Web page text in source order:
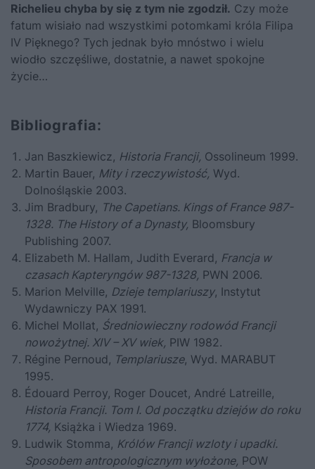
Richelieu chyba by się z tym nie zgodził. Czy może
fatum wisiało nad wszystkimi potomkami króla Filipa
IV Pięknego? Tych jednak było mnóstwo i wielu
wiodło szczęśliwe, dostatnie, a nawet spokojne
życie…
Bibliografia:
Jan Baszkiewicz, Historia Francji, Ossolineum 1999.
Martin Bauer, Mity i rzeczywistość, Wyd.
Dolnośląskie 2003.
Jim Bradbury, The Capetians. Kings of France 987-
1328. The History of a Dynasty, Bloomsbury
Publishing 2007.
Elizabeth M. Hallam, Judith Everard, Francja w
czasach Kapteryngów 987-1328, PWN 2006.
Marion Melville, Dzieje templariuszy, Instytut
Wydawniczy PAX 1991.
Michel Mollat, Średniowieczny rodowód Francji
nowożytnej. XIV – XV wiek, PIW 1982.
Régine Pernoud, Templariusze, Wyd. MARABUT
1995.
Édouard Perroy, Roger Doucet, André Latreille,
Historia Francji. Tom I. Od początku dziejów do roku
1774, Książka i Wiedza 1969.
Ludwik Stomma, Królów Francji wzloty i upadki.
Sposobem antropologicznym wyłożone, POW